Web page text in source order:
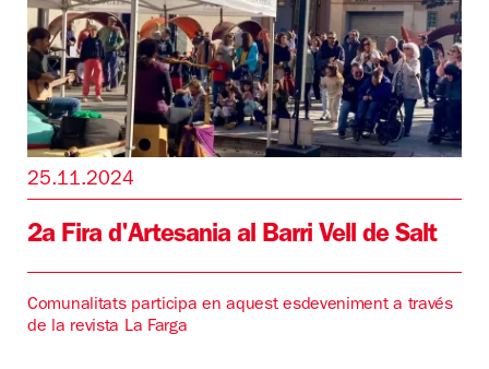
25.11.2024
2a Fira d'Artesania al Barri Vell de Salt
Comunalitats participa en aquest esdeveniment a través
de la revista La Farga